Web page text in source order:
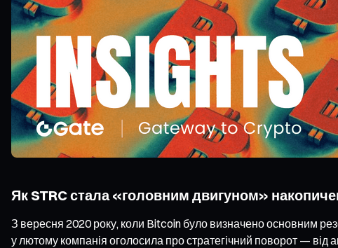
Як STRC стала «головним двигуном»
З вересня 2020 року, коли Bitcoin було визначено основним
у лютому компанія оголосила про стратегічний поворот — від